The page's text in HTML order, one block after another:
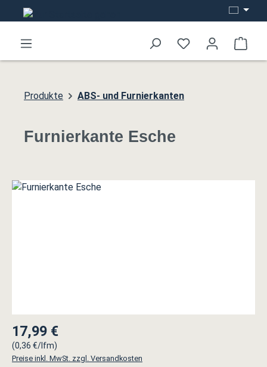
Zum Hauptinhalt springen
Produkte ABS- und Furnierkanten
Furnierkante Esche
Bildergalerie überspringen
Regulärer Preis:
17,99 €
(0,36 €/lfm)
Preise inkl. MwSt. zzgl. Versandkosten